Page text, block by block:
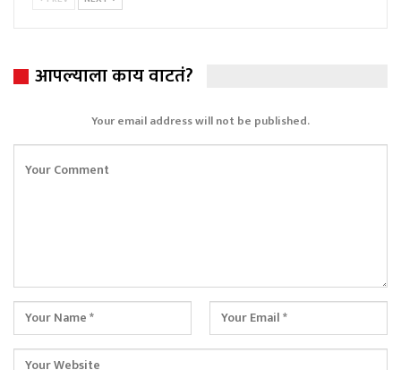
आपल्याला काय वाटतं?
Your email address will not be published.